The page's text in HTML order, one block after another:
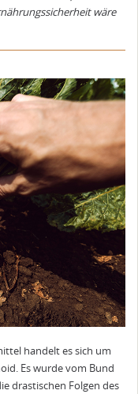
wäre
handelt es sich um
Es wurde vom Bund
drastischen Folgen des